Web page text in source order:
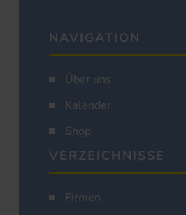
NAVIGATION
Über uns
Kalender
Shop
VERZEICHNISSE
Firmen